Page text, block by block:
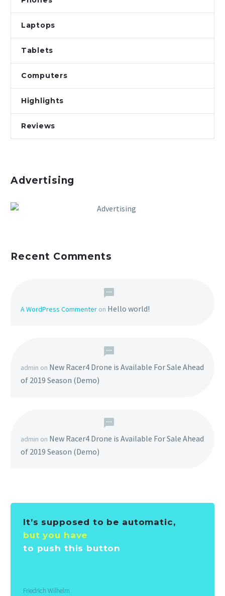
Laptops
Tablets
Computers
Highlights
Reviews
Advertising
Recent Comments
A WordPress Commenter on Hello world!
admin on New Racer4 Drone is Available For Sale Ahead
of 2019 Season (Demo)
admin on New Racer4 Drone is Available For Sale Ahead
of 2019 Season (Demo)
It’s supposed to be automatic,
but you have
to push this button
Friedrich Wilhelm